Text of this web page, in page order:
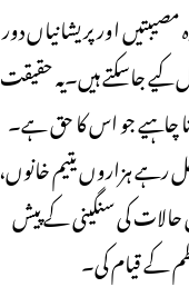
اورپریشانیاں دور
کیے جاسکتے ہیں۔یہ حقیقت
چاہیے جو اس کا حق ہے۔
رہے ہزاروں یتیم خانوں،
کی سنگینی کے پیش
کے قیام کی۔